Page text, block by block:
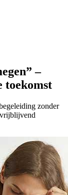
–
toekomst
zonder